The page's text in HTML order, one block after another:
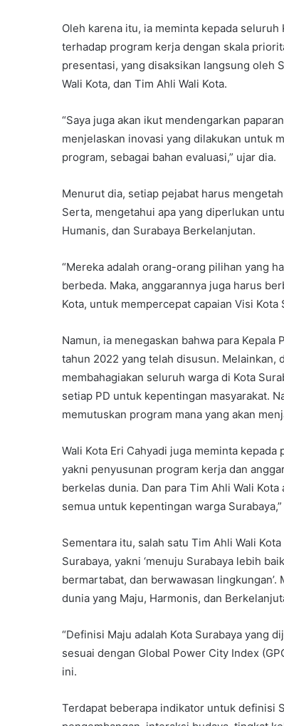
Oleh karena itu, ia meminta kepada
terhadap program kerja dengan skala
presentasi, yang disaksikan langsung oleh
Wali Kota, dan Tim Ahli Wali Kota.
“Saya juga akan ikut mendengarkan
menjelaskan inovasi yang dilakukan untuk
program, sebagai bahan evaluasi,” ujar dia.
Menurut dia, setiap pejabat harus
Serta, mengetahui apa yang diperlukan
Humanis, dan Surabaya Berkelanjutan.
“Mereka adalah orang-orang pilihan yang
berbeda. Maka, anggarannya juga harus
Kota, untuk mempercepat capaian Visi Kota
Namun, ia menegaskan bahwa para
tahun 2022 yang telah disusun.
membahagiakan seluruh warga di Kota
setiap PD untuk kepentingan masyarakat.
memutuskan program mana yang akan
Wali Kota Eri Cahyadi juga meminta
yakni penyusunan program kerja dan
berkelas dunia. Dan para Tim Ahli Wali
semua untuk kepentingan warga
Sementara itu, salah satu Tim Ahli Wali
Surabaya, yakni ‘menuju Surabaya lebih
bermartabat, dan berwawasan
dunia yang Maju, Harmonis, dan
“Definisi Maju adalah Kota Surabaya yang
sesuai dengan Global Power City Index
ini.
Terdapat beberapa indikator untuk definisi